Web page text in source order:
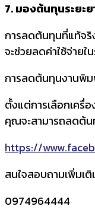
7. มองต้นทุนระยะย
การลดต้นทุนที่แท้จริ
จะช่วยลดค่าใช้จ่ายใ
การลดต้นทุนงานพิม
ตั้งแต่การเลือกเครื่
คุณจะสามารถลดต้น
https://
สนใจสอบถามเพิ่มเ
0974964444